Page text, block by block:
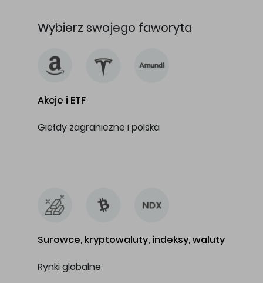
Wybierz swojego faworyta
Akcje i ETF
Giełdy zagraniczne i polska
Surowce, kryptowaluty, indeksy, waluty
Rynki globalne